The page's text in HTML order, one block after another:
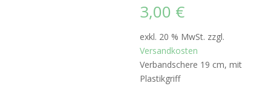
3,00 €
exkl. 20 % MwSt. zzgl.
Versandkosten
Verbandschere 19 cm, mit
Plastikgriff